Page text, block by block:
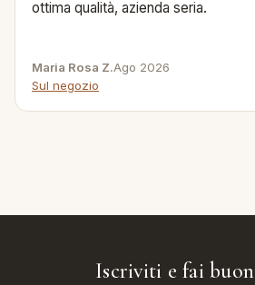
ottima qualità, azienda seria.
Maria Rosa Z.Ago 2026
Sul negozio
Iscriviti e fai